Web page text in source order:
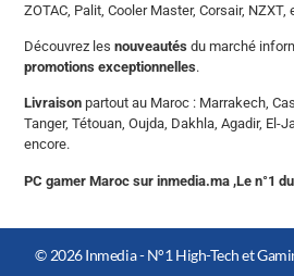
ZOTAC, Palit, Cooler Master, Corsair, NZXT,
Découvrez lesnouveautés du marché
promotions exceptionnelles.
Livraison partout au Maroc : Marrakech,
Tanger, Tétouan, Oujda, Dakhla, Agadir, El-
encore.
PC gamer Maroc sur inmedia.ma ,Le n°1
© 2026 Inmedia - N°1 High-Tech et